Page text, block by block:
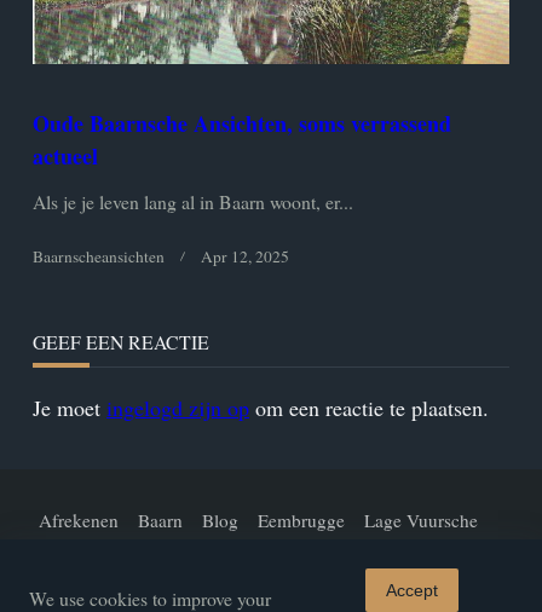
Oude Baarnsche Ansichten, soms verrassend
actueel
Als je je leven lang al in Baarn woont, er...
Baarnscheansichten Apr 12, 2025
GEEF EEN REACTIE
Je moet ingelogd zijn op om een reactie te plaatsen.
Afrekenen Baarn Blog Eembrugge
Lage Vuursche
Straten En Lanen
Welkom!
Winkel
Winkelwagen
We use cookies to improve your Accept